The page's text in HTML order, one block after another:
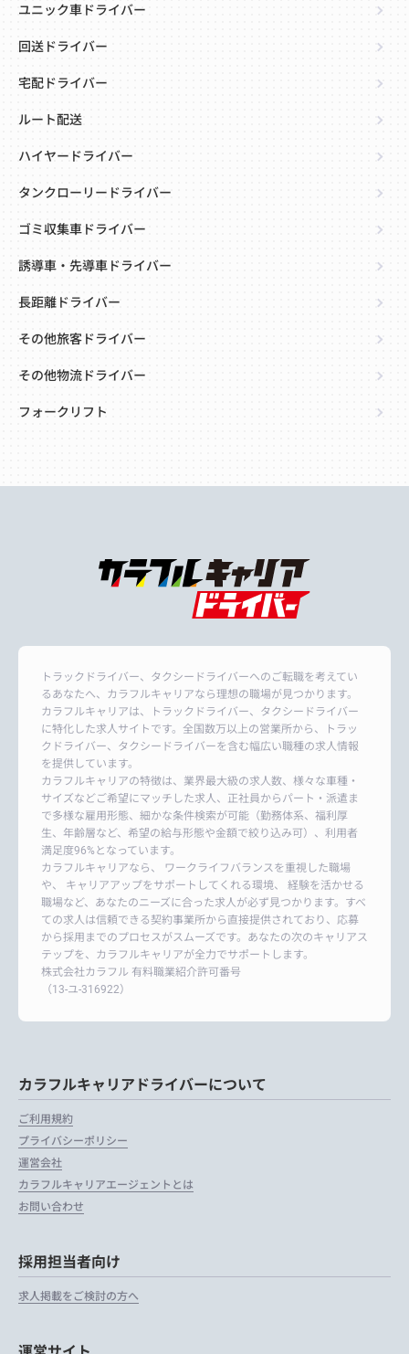
ユニック車ドライバー
回送ドライバー
宅配ドライバー
ルート配送
ハイヤードライバー
タンクローリードライバー
ゴミ収集車ドライバー
誘導車・先導車ドライバー
長距離ドライバー
その他旅客ドライバー
その他物流ドライバー
フォークリフト
トラックドライバー、タクシードライバーへのご転職を考えてい
るあなたへ、カラフルキャリアなら理想の職場が見つかります。
カラフルキャリアは、トラックドライバー、タクシードライバー
に特化した求人サイトです。全国数万以上の営業所から、トラッ
クドライバー、タクシードライバーを含む幅広い職種の求人情報
を提供しています。
カラフルキャリアの特徴は、業界最大級の求人数、様々な車種・
サイズなどご希望にマッチした求人、正社員からパート・派遣ま
で多様な雇用形態、細かな条件検索が可能（勤務体系、福利厚
生、年齢層など、希望の給与形態や金額で絞り込み可）、利用者
満足度96%となっています。
カラフルキャリアなら、 ワークライフバランスを重視した職場
や、 キャリアアップをサポートしてくれる環境、 経験を活かせる
職場など、あなたのニーズに合った求人が必ず見つかります。すべ
ての求人は信頼できる契約事業所から直接提供されており、応募
から採用までのプロセスがスムーズです。あなたの次のキャリアス
テップを、カラフルキャリアが全力でサポートします。
株式会社カラフル 有料職業紹介許可番号
（13-ユ-316922）
カラフルキャリアドライバーについて
ご利用規約
プライバシーポリシー
運営会社
カラフルキャリアエージェントとは
お問い合わせ
採用担当者向け
求人掲載をご検討の方へ